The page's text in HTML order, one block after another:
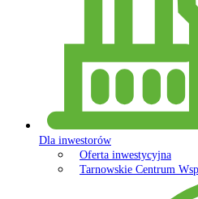
Dla inwestorów
Oferta inwestycyjna
Tarnowskie Centrum